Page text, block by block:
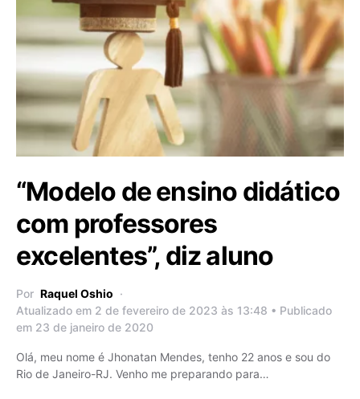
“Modelo de ensino didático
com professores
excelentes”, diz aluno
Por Raquel Oshio
Atualizado em 2 de fevereiro de 2023 às 13:48 • Publicado
em 23 de janeiro de 2020
Olá, meu nome é Jhonatan Mendes, tenho 22 anos e sou do
Rio de Janeiro-RJ. Venho me preparando para…